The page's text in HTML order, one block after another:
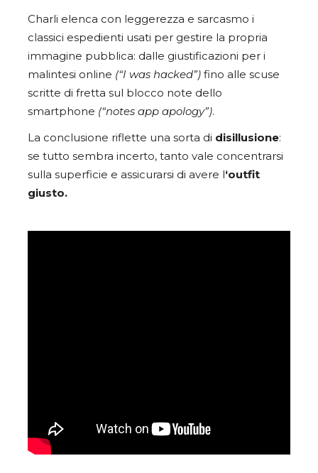
Charli elenca con leggerezza e sarcasmo i
classici espedienti usati per gestire la propria
immagine pubblica: dalle giustificazioni per i
malintesi online (“I was hacked”) fino alle scuse
scritte di fretta sul blocco note dello
smartphone (“notes app apology”).
La conclusione riflette una sorta di disillusione:
se tutto sembra incerto, tanto vale concentrarsi
sulla superficie e assicurarsi di avere l‘outfit
giusto.